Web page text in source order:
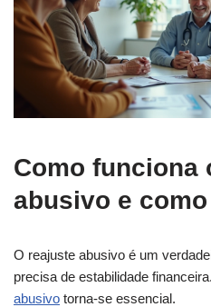
Como funciona
abusivo e
O reajuste abusivo é um
precisa de estabilidade
abusivo torna-se essencial.